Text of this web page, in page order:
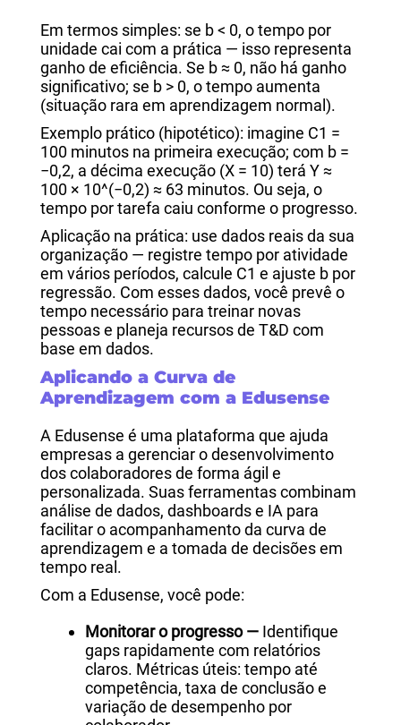
Em termos simples: se b < 0, o tempo por
unidade cai com a prática — isso representa
ganho de eficiência. Se b ≈ 0, não há ganho
significativo; se b > 0, o tempo aumenta
(situação rara em aprendizagem normal).
Exemplo prático (hipotético): imagine C1 =
100 minutos na primeira execução; com b =
−0,2, a décima execução (X = 10) terá Y ≈
100 × 10^(−0,2) ≈ 63 minutos. Ou seja, o
tempo por tarefa caiu conforme o progresso.
Aplicação na prática: use dados reais da sua
organização — registre tempo por atividade
em vários períodos, calcule C1 e ajuste b por
regressão. Com esses dados, você prevê o
tempo necessário para treinar novas
pessoas e planeja recursos de T&D com
base em dados.
Aplicando a Curva de
Aprendizagem com a Edusense
A Edusense é uma plataforma que ajuda
empresas a gerenciar o desenvolvimento
dos colaboradores de forma ágil e
personalizada. Suas ferramentas combinam
análise de dados, dashboards e IA para
facilitar o acompanhamento da curva de
aprendizagem e a tomada de decisões em
tempo real.
Com a Edusense, você pode:
Monitorar o progresso —Identifique
gaps rapidamente com relatórios
claros. Métricas úteis: tempo até
competência, taxa de conclusão e
variação de desempenho por